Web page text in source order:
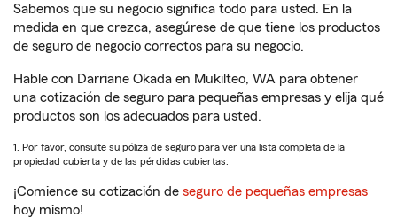
Sabemos que su negocio significa todo para usted. En la
medida en que crezca, asegúrese de que tiene los productos
de seguro de negocio correctos para su negocio.
Hable con Darriane Okada en Mukilteo, WA para obtener
una cotización de seguro para pequeñas empresas y elija qué
productos son los adecuados para usted.
1. Por favor, consulte su póliza de seguro para ver una lista completa de la
propiedad cubierta y de las pérdidas cubiertas.
¡Comience su cotización de seguro de pequeñas empresas
hoy mismo!